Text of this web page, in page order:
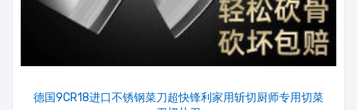
德国9CR18进口不锈钢菜刀超快锋利家用斩切厨师专用切菜